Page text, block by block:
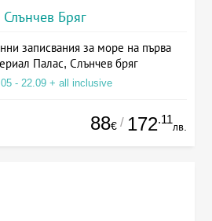
Слънчев Бряг
записвания за море на първа
Палас, Слънчев бряг
- 22.09 + all inclusive
88€ / 172.11
лв.